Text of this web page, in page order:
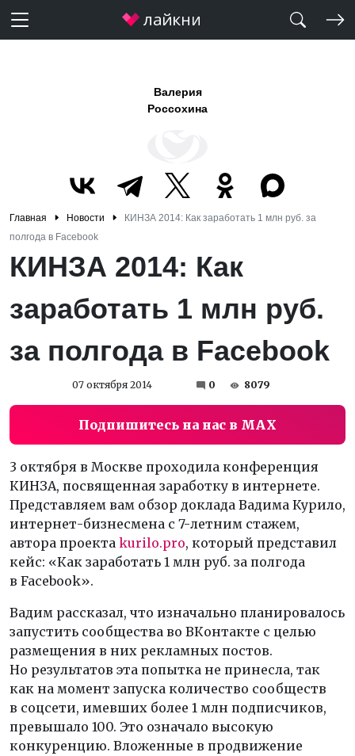
Валерия
Россохина
Главная Новости
КИНЗА 2014: Как заработать 1 млн руб. за
полгода в Facebook
КИНЗА 2014: Как
заработать 1 млн руб.
за полгода в Facebook
07 октября 2014 0 8079
Подпишитесь на нас в MAX
3 октября в Москве проходила конференция
КИНЗА, посвященная заработку в интернете.
Представляем вам обзор доклада Вадима Курило,
интернет-бизнесмена с 7-летним стажем,
автора проекта kurilo.pro, который представил
кейс: «Как заработать 1 млн руб. за полгода
в Facebook».
Вадим рассказал, что изначально планировалось
запустить сообщества во ВКонтакте с целью
размещения в них рекламных постов.
Но результатов эта попытка не принесла, так
как на момент запуска количество сообществ
в соцсети, имевших более 1 млн подписчиков,
превышало 100. Это означало высокую
конкуренцию. Вложенные в продвижение